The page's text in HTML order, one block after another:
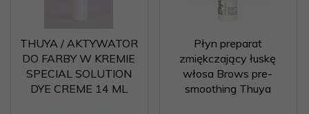
THUYA / AKTYWATOR
DO FARBY W KREMIE
SPECIAL SOLUTION
DYE CREME 14 ML
Płyn preparat
zmiękczający łuskę
włosa Brows pre-
smoothing Thuya